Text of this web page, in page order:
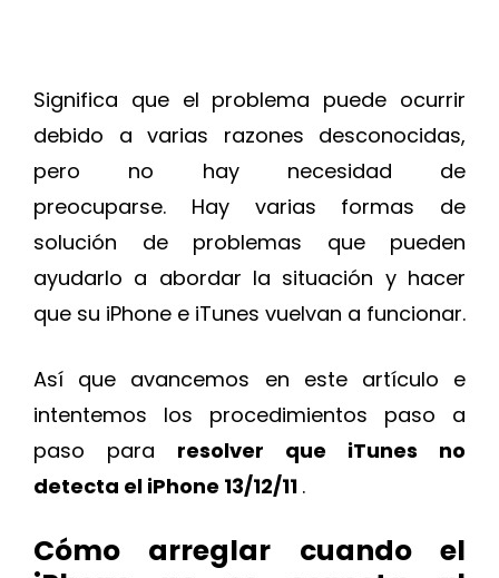
Significa que el problema puede ocurrir
debido a varias razones desconocidas,
pero no hay necesidad de
preocuparse. Hay varias formas de
solución de problemas que pueden
ayudarlo a abordar la situación y hacer
que su iPhone e iTunes vuelvan a funcionar.
Así que avancemos en este artículo e
intentemos los procedimientos paso a
paso para resolver que iTunes no
detecta el iPhone 13/12/11 .
Cómo arreglar cuando el